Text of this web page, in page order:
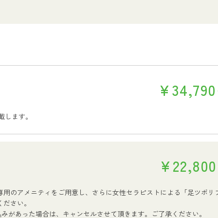
ます。
のアメニティをご用意し、さらに女性セラピストによる「足ツボリ
さい。
あった場合は、キャンセルさせて頂きます。ご了承ください。